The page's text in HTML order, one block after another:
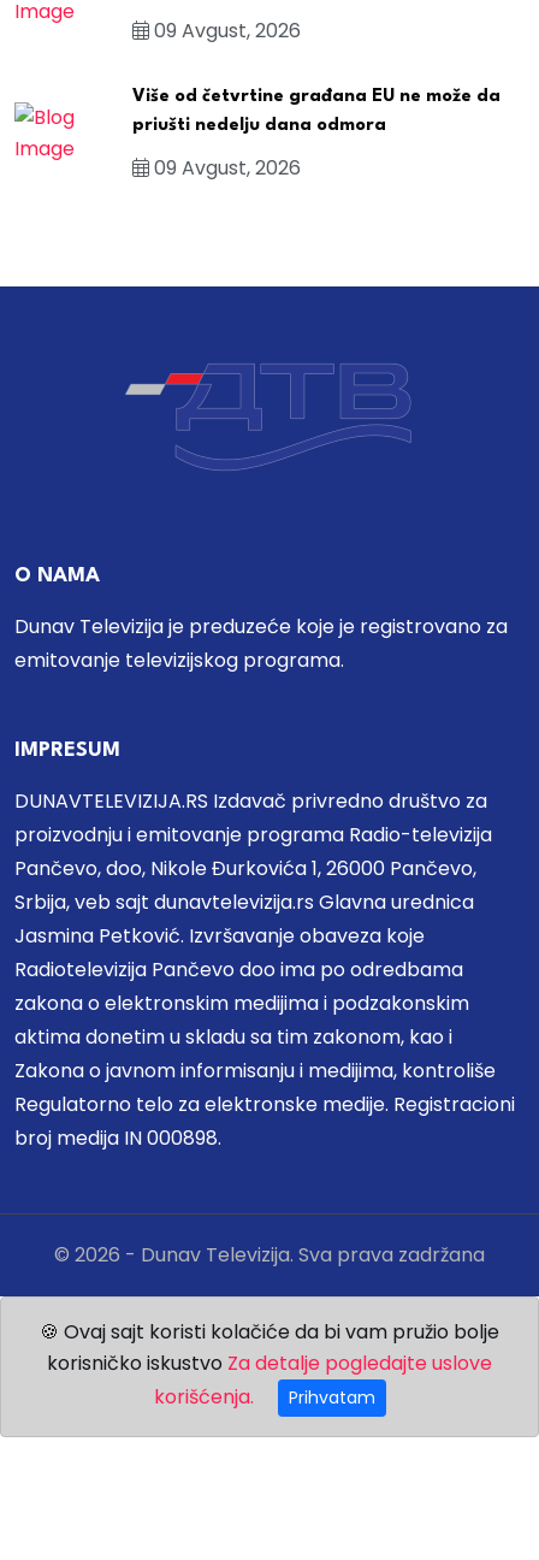
09 Avgust, 2026
Više od četvrtine građana EU ne može da
priušti nedelju dana odmora
09 Avgust, 2026
O NAMA
Dunav Televizija je preduzeće koje je registrovano za
emitovanje televizijskog programa.
IMPRESUM
DUNAVTELEVIZIJA.RS Izdavač privredno društvo za
proizvodnju i emitovanje programa Radio-televizija
Pančevo, doo, Nikole Đurkovića 1, 26000 Pančevo,
Srbija, veb sajt dunavtelevizija.rs Glavna urednica
Jasmina Petković. Izvršavanje obaveza koje
Radiotelevizija Pančevo doo ima po odredbama
zakona o elektronskim medijima i podzakonskim
aktima donetim u skladu sa tim zakonom, kao i
Zakona o javnom informisanju i medijima, kontroliše
Regulatorno telo za elektronske medije. Registracioni
broj medija IN 000898.
© 2026 - Dunav Televizija. Sva prava zadržana
🍪 Ovaj sajt koristi kolačiće da bi vam pružio bolje
korisničko iskustvo Za detalje pogledajte uslove
korišćenja.
Prihvatam